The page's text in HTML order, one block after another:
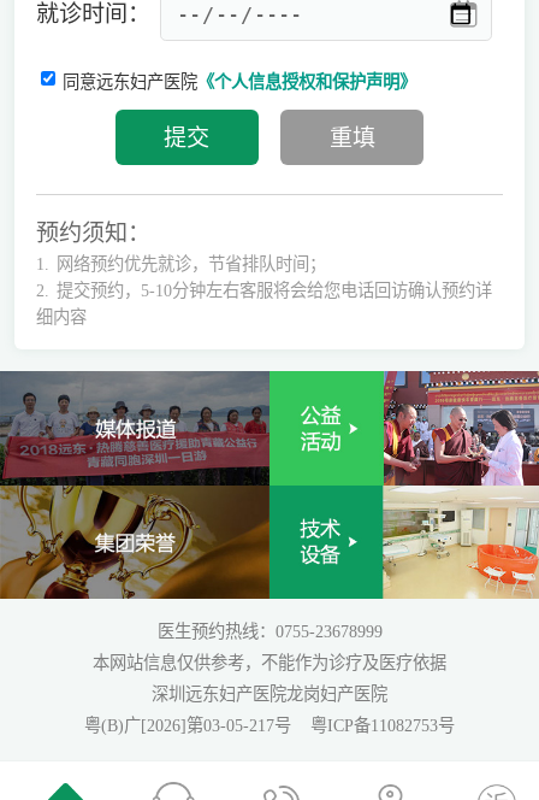
就诊时间：
同意远东妇产医院《个人信息授权和保护声明》
预约须知：
1.
网络预约优先就诊，节省排队时间；
2.
提交预约，5-10分钟左右客服将会给您电话回访确认预约详
细内容
医生预约热线：0755-23678999
本网站信息仅供参考，不能作为诊疗及医疗依据
深圳远东妇产医院龙岗妇产医院
粤(B)广[2026]第03-05-217号
粤ICP备11082753号